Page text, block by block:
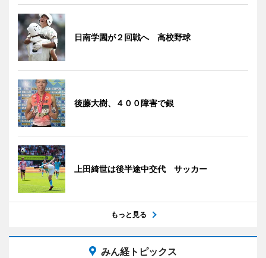
日南学園が２回戦へ 高校野球
後藤大樹、４００障害で銀
上田綺世は後半途中交代 サッカー
もっと見る
みん経トピックス